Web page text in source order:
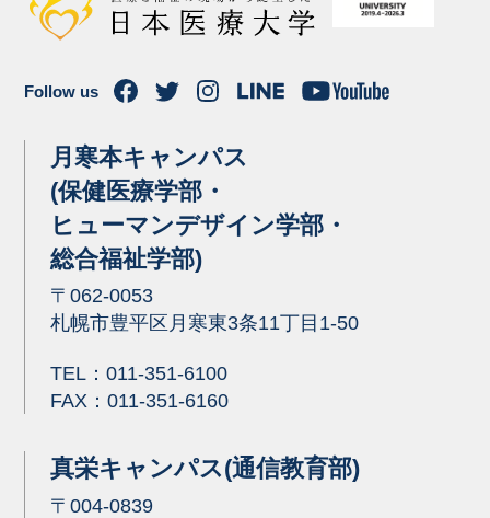
Follow us
月寒本キャンパス
(保健医療学部・
ヒューマンデザイン学部・
総合福祉学部)
〒062-0053
札幌市豊平区月寒東3条11丁目1-50
TEL： 011-351-6100
FAX：011-351-6160
真栄キャンパス(通信教育部)
〒004-0839